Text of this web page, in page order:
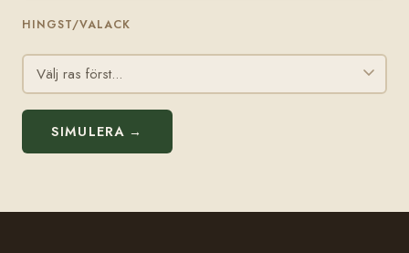
HINGST/VALACK
SIMULERA →